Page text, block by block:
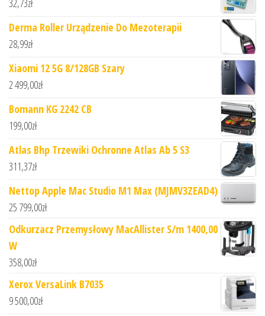
32,73zł
Derma Roller Urządzenie Do Mezoterapii
28,99zł
Xiaomi 12 5G 8/128GB Szary
2 499,00zł
Bomann KG 2242 CB
199,00zł
Atlas Bhp Trzewiki Ochronne Atlas Ab 5 S3
311,37zł
Nettop Apple Mac Studio M1 Max (MJMV3ZEAD4)
25 799,00zł
Odkurzacz Przemysłowy MacAllister S/m 1400,00
W
358,00zł
Xerox VersaLink B7035
9 500,00zł